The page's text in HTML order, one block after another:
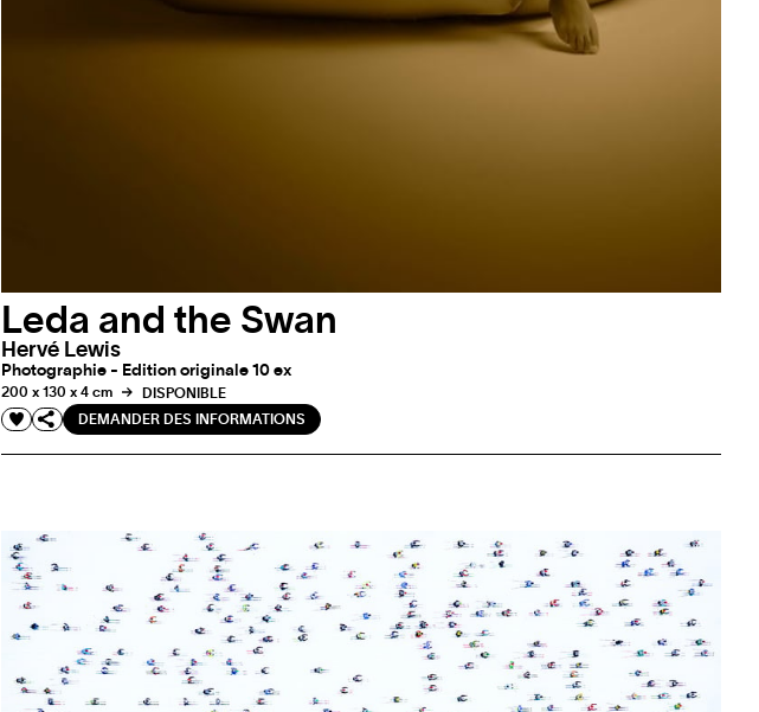
Leda and the Swan
Hervé Lewis
Photographie - Edition originale 10 ex
200 x 130 x 4 cm
DISPONIBLE
DEMANDER DES INFORMATIONS